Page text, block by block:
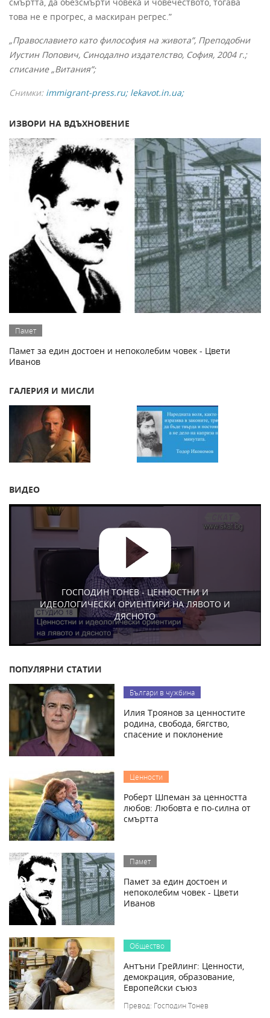
това не е прогрес, а маскиран регрес.”
„Православието като философия на живота”, Преподобни
Иустин Попович, Синодално издателство, София, 2004 г.;
списание „Витания”;
Снимки: immigrant-press.ru; lekavot.in.ua;
ИЗВОРИ НА ВДЪХНОВЕНИЕ
Памет
Памет за един достоен и непоколебим човек - Цвети
Иванов
ГАЛЕРИЯ И МИСЛИ
ВИДЕО
ГОСПОДИН ТОНЕВ - ЦЕННОСТНИ И
ИДЕОЛОГИЧЕСКИ ОРИЕНТИРИ НА ЛЯВОТО И
ДЯСНОТО
ПОПУЛЯРНИ СТАТИИ
Българи в чужбина
Илия Троянов за ценностите
родина, свобода, бягство,
спасение и поклонение
Ценности
Роберт Шпеман за ценността
любов: Любовта е по-силна от
смъртта
Памет
Памет за един достоен и
непоколебим човек - Цвети
Иванов
Общество
Антъни Грейлинг: Ценности,
демокрация, образование,
Европейски съюз
Превод: Господин Тонев